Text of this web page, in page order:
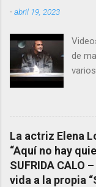
en el
-abril 19, 2023
de
La actriz Elena
“Aquí no hay
SUFRIDA CALO
vida a la propia